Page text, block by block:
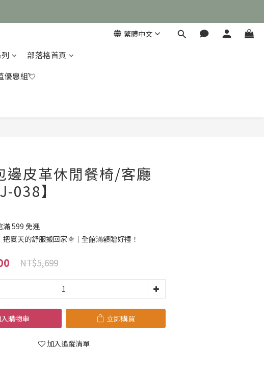
繁體中文
部落格首頁
優惠組💘
邊皮革休閒餐椅/客廳
038】
滿 599 免運
把夏天的舒服搬回家🌞｜全館滿額贈好禮！
NT$5,699
購物車 立即購買
加入追蹤清單